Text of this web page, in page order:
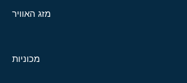
מזג האוויר
מכוניות